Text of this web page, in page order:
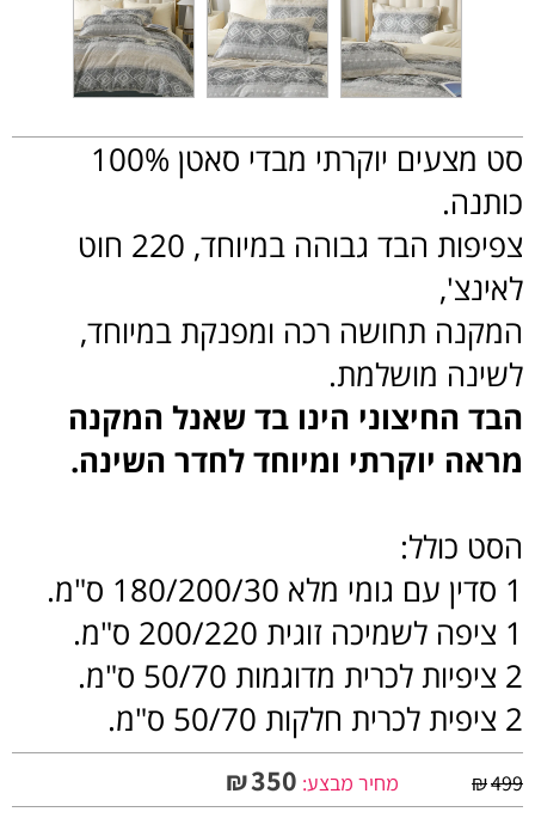
סט מצעים יוקרתי מבדי סאטן 100%
כותנה.
צפיפות הבד גבוהה במיוחד, 220 חוט
לאינצ',
המקנה תחושה רכה ומפנקת במיוחד,
לשינה מושלמת.
הבד החיצוני הינו בד שאנל המקנה
מראה יוקרתי ומיוחד לחדר השינה.
הסט כולל:
1 סדין עם גומי מלא 180/200/30 ס"מ.
1 ציפה לשמיכה זוגית 200/220 ס"מ.
2 ציפיות לכרית מדוגמות 50/70 ס"מ.
2 ציפית לכרית חלקות 50/70 ס"מ.
₪499 מחיר מבצע: ₪350